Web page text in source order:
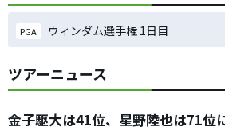
PGA ウィンダム選手権 1日目
ツアーニュース
金子駆大は41位、星野陸也は71